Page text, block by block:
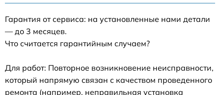
Гарантия от сервиса: на установленные нами детали
— до 3 месяцев.
Что считается гарантийным случаем?
Для работ: Повторное возникновение неисправности,
который напрямую связан с качеством проведенного
ремонта (например, неправильная установка